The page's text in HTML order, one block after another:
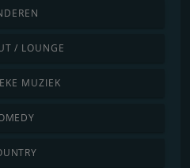
/ LOUNGE
MUZIEK